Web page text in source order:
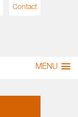
MENU
Contact